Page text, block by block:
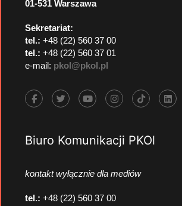
01-531 Warszawa
Sekretariat:
tel.: +48 (22) 560 37 00
tel.: +48 (22) 560 37 01
e-mail: pkol@pkol.pl
Biuro Komunikacji PKOl
kontakt wyłącznie dla mediów
tel.: +48 (22) 560 37 00